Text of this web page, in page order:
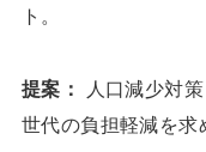
ト 。
提案： 人口減少対
世代の負担軽減を求